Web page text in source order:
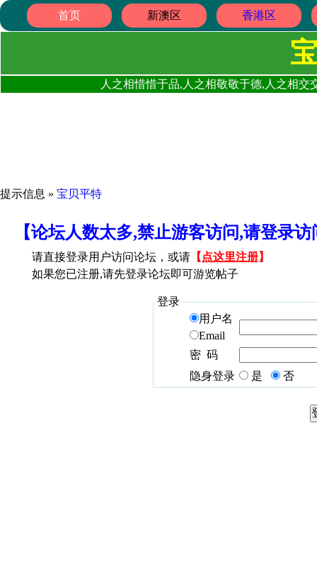
首页 新澳区 香港区
人之相惜惜于品,人之相敬敬于德,人之相
提示信息 » 宝贝平特
【论坛人数太多,禁止游客访问,请登录
请直接登录用户访问论坛，或请 【 点这里注册】
如果您已注册,请先登录论坛即可游览帖子
登录
用户名
Email
密 码
隐身登录
是 否